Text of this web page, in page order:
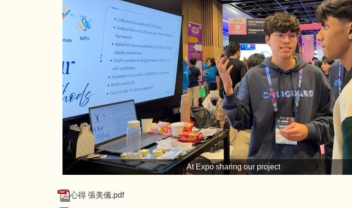
At Expo sharing our project
心得 張美儀.pdf